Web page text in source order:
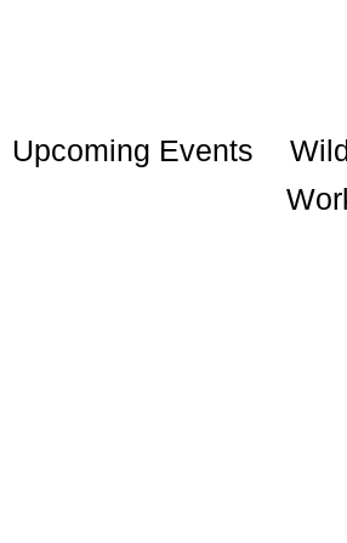
& Conscious
Upcoming Events